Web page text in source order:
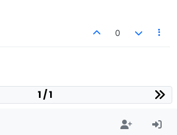
0
1 / 1